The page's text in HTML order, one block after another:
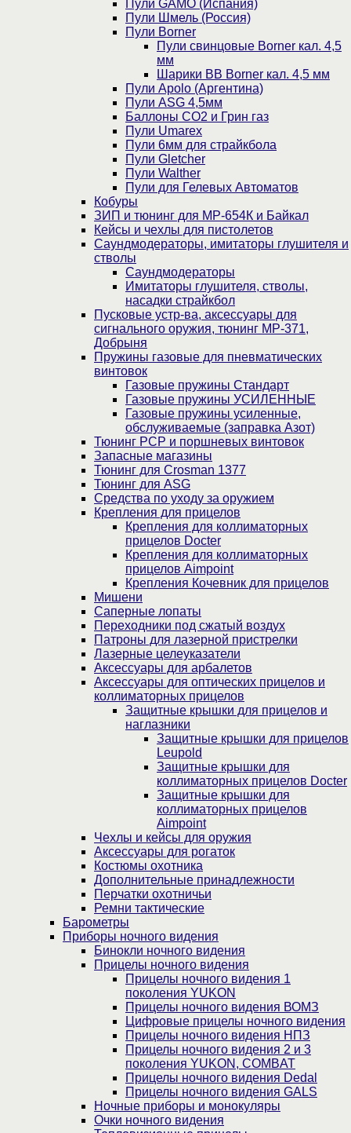
Пули GAMO (Испания)
Пули Шмель (Россия)
Пули Borner
Пули свинцовые Borner кал. 4,5
мм
Шарики BB Borner кал. 4,5 мм
Пули Apolo (Аргентина)
Пули ASG 4,5мм
Баллоны CO2 и Грин газ
Пули Umarex
Пули 6мм для страйкбола
Пули Gletcher
Пули Walther
Пули для Гелевых Автоматов
Кобуры
ЗИП и тюнинг для МР-654К и Байкал
Кейсы и чехлы для пистолетов
Саундмодераторы, имитаторы глушителя и
стволы
Саундмодераторы
Имитаторы глушителя, стволы,
насадки страйкбол
Пусковые устр-ва, аксессуары для
сигнального оружия, тюнинг МР-371,
Добрыня
Пружины газовые для пневматических
винтовок
Газовые пружины Стандарт
Газовые пружины УСИЛЕННЫЕ
Газовые пружины усиленные,
обслуживаемые (заправка Азот)
Тюнинг PCP и поршневых винтовок
Запасные магазины
Тюнинг для Crosman 1377
Тюнинг для ASG
Средства по уходу за оружием
Крепления для прицелов
Крепления для коллиматорных
прицелов Docter
Крепления для коллиматорных
прицелов Aimpoint
Крепления Кочевник для прицелов
Мишени
Саперные лопаты
Переходники под сжатый воздух
Патроны для лазерной пристрелки
Лазерные целеуказатели
Аксессуары для арбалетов
Аксессуары для оптических прицелов и
коллиматорных прицелов
Защитные крышки для прицелов и
наглазники
Защитные крышки для прицелов
Leupold
Защитные крышки для
коллиматорных прицелов Docter
Защитные крышки для
коллиматорных прицелов
Aimpoint
Чехлы и кейсы для оружия
Аксессуары для рогаток
Костюмы охотника
Дополнительные принадлежности
Перчатки охотничьи
Ремни тактические
Барометры
Приборы ночного видения
Бинокли ночного видения
Прицелы ночного видения
Прицелы ночного видения 1
поколения YUKON
Прицелы ночного видения ВОМЗ
Цифровые прицелы ночного видения
Прицелы ночного видения НПЗ
Прицелы ночного видения 2 и 3
поколения YUKON, COMBAT
Прицелы ночного видения Dedal
Прицелы ночного видения GALS
Ночные приборы и монокуляры
Очки ночного видения